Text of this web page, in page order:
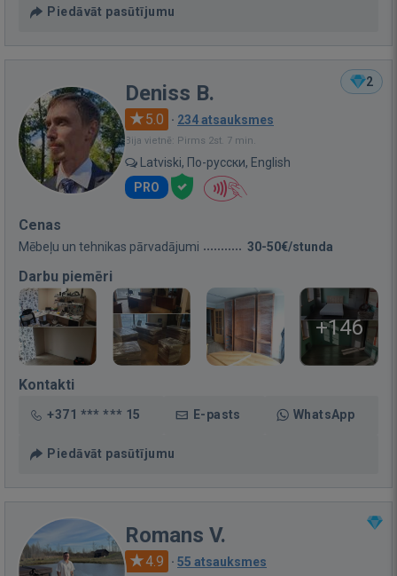
Piedāvāt pasūtījumu
2
Deniss B.
5.0 · 234 atsauksmes
Bija vietnē: Pirms 2st. 7 min.
Latviski, По-русски, English
PRO
Cenas
Mēbeļu un tehnikas pārvadājumi 30-50€/stunda
Darbu piemēri
+146
Kontakti
+371 *** *** 15 E-pasts WhatsApp
Piedāvāt pasūtījumu
Romans V.
4.9 · 55 atsauksmes